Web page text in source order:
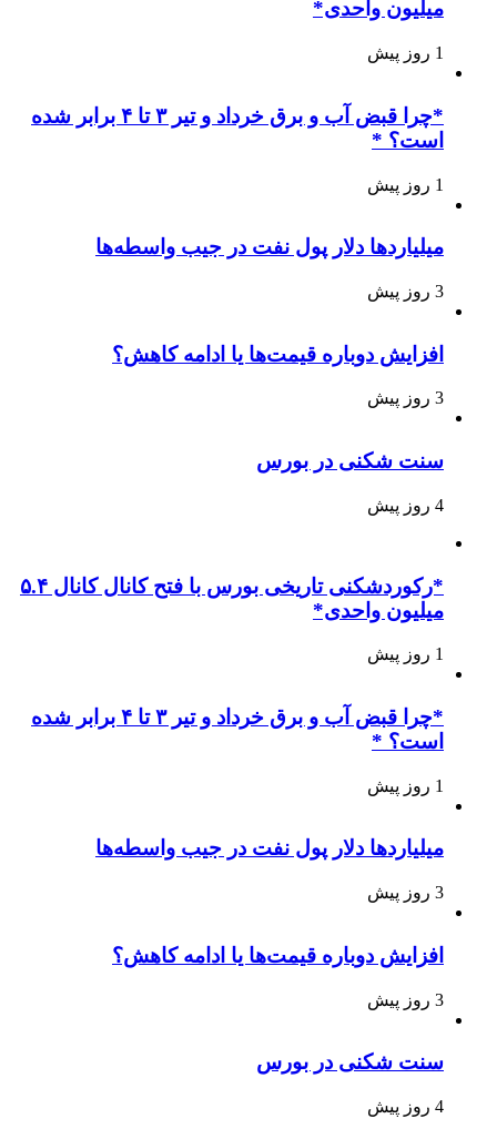
میلیون واحدی*
1 روز پیش
*چرا قبض آب و برق خرداد و تیر ۳ تا ۴ برابر شده
است؟ *
1 روز پیش
میلیاردها دلار پول نفت در جیب واسطه‌ها
3 روز پیش
افزایش دوباره قیمت‌ها یا ادامه کاهش؟
3 روز پیش
سنت شکنی در بورس
4 روز پیش
*رکوردشکنی تاریخی بورس با فتح کانال کانال ۵.۴
میلیون واحدی*
1 روز پیش
*چرا قبض آب و برق خرداد و تیر ۳ تا ۴ برابر شده
است؟ *
1 روز پیش
میلیاردها دلار پول نفت در جیب واسطه‌ها
3 روز پیش
افزایش دوباره قیمت‌ها یا ادامه کاهش؟
3 روز پیش
سنت شکنی در بورس
4 روز پیش